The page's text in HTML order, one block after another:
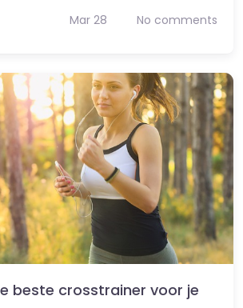
Mar 28 No comments
beste crosstrainer voor je